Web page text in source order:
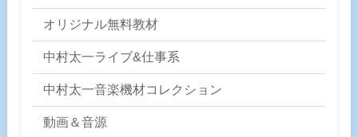
オリジナル無料教材
中村太一ライブ&仕事系
中村太一音楽機材コレクション
動画＆音源